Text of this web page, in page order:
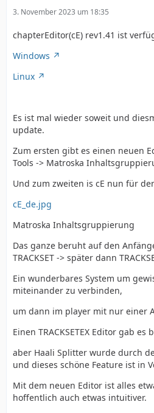
# DGDemux ist nun
3. November 2023 um 18:35
chapterEditor(cE) rev1.41 ist
Windows
Linux
Es ist mal wieder soweit und
update.
Zum ersten gibt es einen neuen
Tools -> Matroska
Und zum zweiten is cE nun für
cE_de.jpg
Matroska Inhaltsgruppierung
Das ganze beruht auf den
TRACKSET -> später dann
Ein wunderbares System um
miteinander zu verbinden,
um dann im player mit nur einer
Einen TRACKSETEX Editor gab es
aber Haali Splitter wurde durch
und dieses schöne Feature ist in
Mit dem neuen Editor ist alles
hoffentlich auch etwas intuitiver.